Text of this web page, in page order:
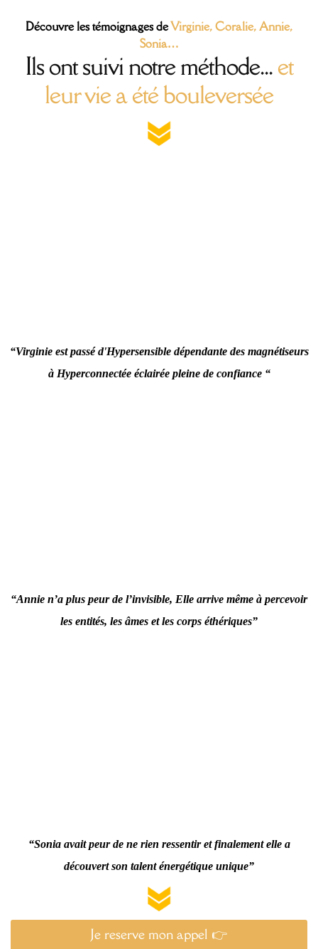
Découvre les témoignages deVirginie, Coralie, Annie,
Sonia…
Ils ont suivi notre méthode...et
leur vie a été bouleversée
“Virginie est passé d'Hypersensible dépendante des magnétiseurs
à Hyperconnectée éclairée pleine de confiance “
“Annie n’a plus peur de l’invisible, Elle arrive même à percevoir
les entités, les âmes et les corps éthériques”
“Sonia avait peur de ne rien ressentir et finalement elle a
découvert son talent énergétique unique”
Je reserve mon appel 👉